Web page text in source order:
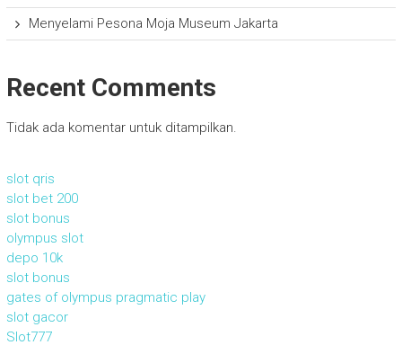
Menyelami Pesona Moja Museum Jakarta
Recent Comments
Tidak ada komentar untuk ditampilkan.
slot qris
slot bet 200
slot bonus
olympus slot
depo 10k
slot bonus
gates of olympus pragmatic play
slot gacor
Slot777